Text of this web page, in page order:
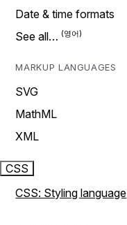
Date & time formats
See all…
MARKUP LANGUAGES
SVG
MathML
XML
CSS
CSS: Styling language